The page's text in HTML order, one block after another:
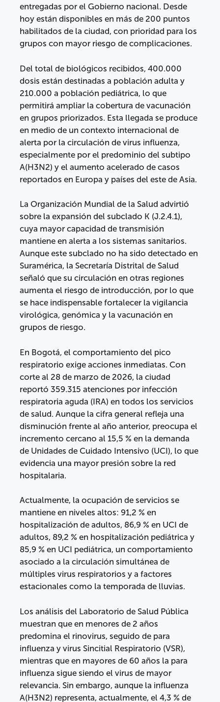
entregadas por el Gobierno nacional. Desde
hoy están disponibles en más de 200 puntos
habilitados de la ciudad, con prioridad para los
grupos con mayor riesgo de complicaciones.
Del total de biológicos recibidos, 400.000
dosis están destinadas a población adulta y
210.000 a población pediátrica, lo que
permitirá ampliar la cobertura de vacunación
en grupos priorizados. Esta llegada se produce
en medio de un contexto internacional de
alerta por la circulación de virus influenza,
especialmente por el predominio del subtipo
A(H3N2) y el aumento acelerado de casos
reportados en Europa y países del este de Asia.
La Organización Mundial de la Salud advirtió
sobre la expansión del subclado K (J.2.4.1),
cuya mayor capacidad de transmisión
mantiene en alerta a los sistemas sanitarios.
Aunque este subclado no ha sido detectado en
Suramérica, la Secretaría Distrital de Salud
señaló que su circulación en otras regiones
aumenta el riesgo de introducción, por lo que
se hace indispensable fortalecer la vigilancia
virológica, genómica y la vacunación en
grupos de riesgo.
En Bogotá, el comportamiento del pico
respiratorio exige acciones inmediatas. Con
corte al 28 de marzo de 2026, la ciudad
reportó 359.315 atenciones por infección
respiratoria aguda (IRA) en todos los servicios
de salud. Aunque la cifra general refleja una
disminución frente al año anterior, preocupa el
incremento cercano al 15,5 % en la demanda
de Unidades de Cuidado Intensivo (UCI), lo que
evidencia una mayor presión sobre la red
hospitalaria.
Actualmente, la ocupación de servicios se
mantiene en niveles altos: 91,2 % en
hospitalización de adultos, 86,9 % en UCI de
adultos, 89,2 % en hospitalización pediátrica y
85,9 % en UCI pediátrica, un comportamiento
asociado a la circulación simultánea de
múltiples virus respiratorios y a factores
estacionales como la temporada de lluvias.
Los análisis del Laboratorio de Salud Pública
muestran que en menores de 2 años
predomina el rinovirus, seguido de para
influenza y virus Sincitial Respiratorio (VSR),
mientras que en mayores de 60 años la para
influenza sigue siendo el virus de mayor
relevancia. Sin embargo, aunque la influenza
A(H3N2) representa, actualmente, el 4,3 % de